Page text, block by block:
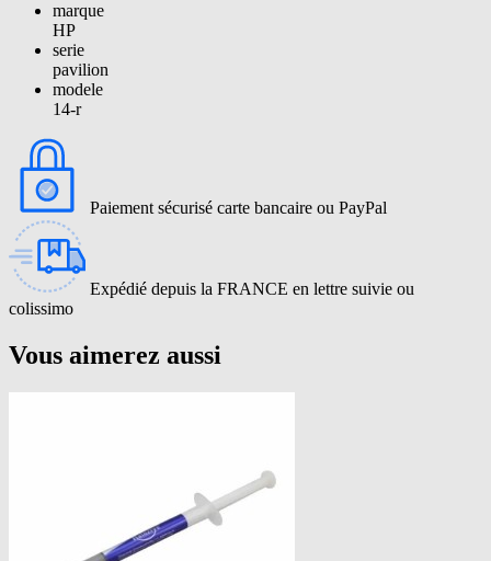
marque
HP
serie
pavilion
modele
14-r
Paiement sécurisé carte bancaire ou PayPal
Expédié depuis la FRANCE en lettre suivie ou
colissimo
Vous aimerez aussi